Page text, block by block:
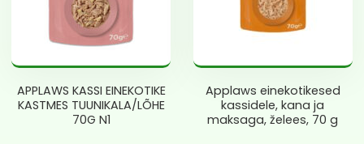
APPLAWS KASSI EINEKOTIKE
KASTMES TUUNIKALA/LÕHE
70G N1
Applaws einekotikesed
kassidele, kana ja
maksaga, želees, 70 g